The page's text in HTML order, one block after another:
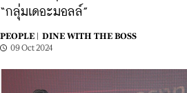
“กลุ่มเดอะมอลล์”
PEOPLE |
DINE WITH THE BOSS
09 Oct 2024